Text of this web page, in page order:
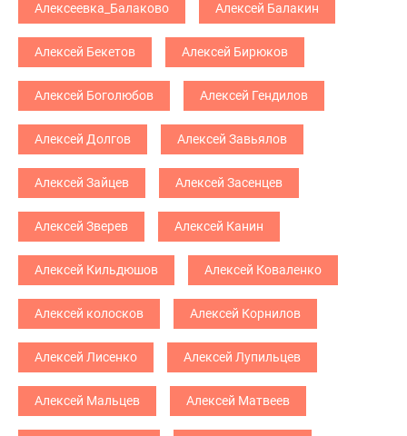
Алексеевка_Балаково Алексей Балакин
Алексей Бекетов Алексей Бирюков
Алексей Боголюбов Алексей Гендилов
Алексей Долгов Алексей Завьялов
Алексей Зайцев Алексей Засенцев
Алексей Зверев Алексей Канин
Алексей Кильдюшов Алексей Коваленко
Алексей колосков Алексей Корнилов
Алексей Лисенко Алексей Лупильцев
Алексей Мальцев Алексей Матвеев